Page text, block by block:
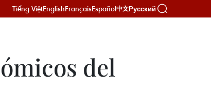
Tiếng ViệtEnglishFrançaisEspañol中文Русский
del